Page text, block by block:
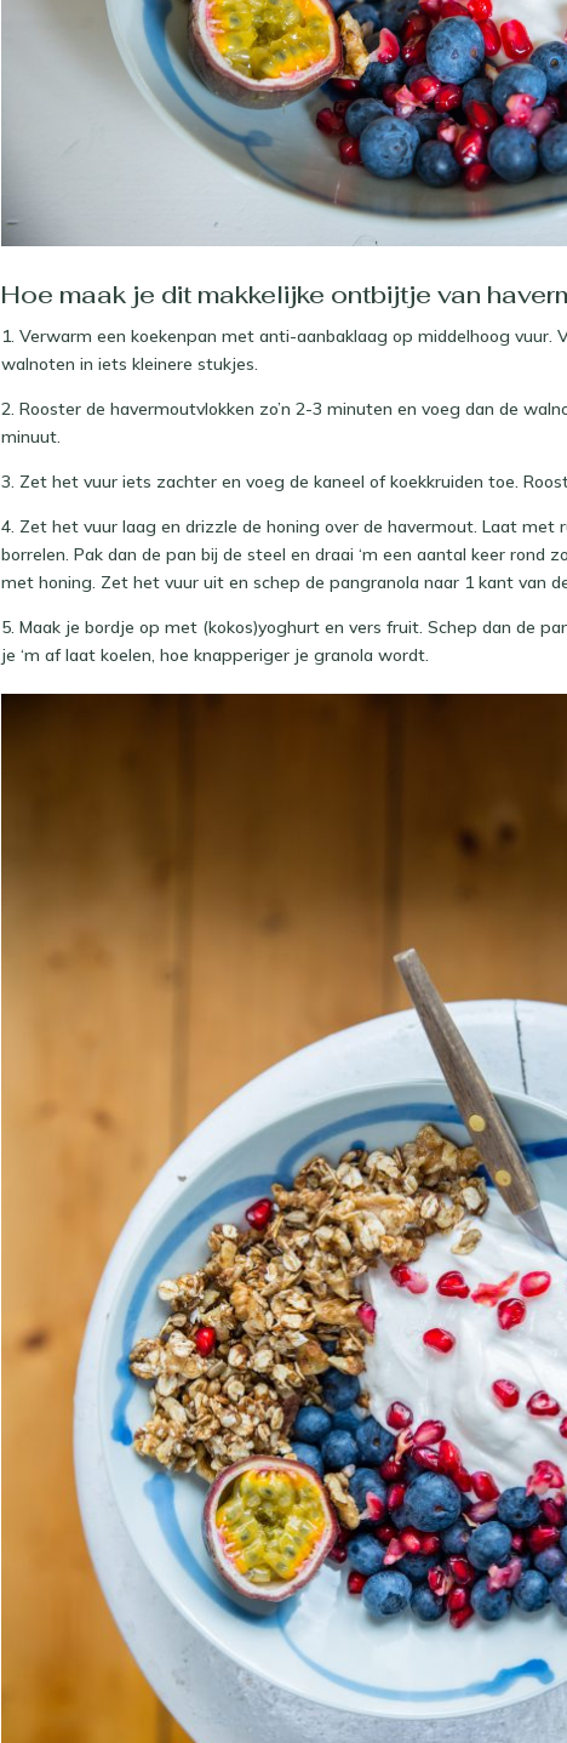
Hoe maak je dit makkelijke ontbijtje van
1. Verwarm een koekenpan met anti-aanbaklaag op middelhoog vuur.
walnoten in iets kleinere stukjes.
2. Rooster de havermoutvlokken zo’n 2-3 minuten en voeg dan de
minuut.
3. Zet het vuur iets zachter en voeg de kaneel of koekkruiden toe.
4. Zet het vuur laag en drizzle de honing over de havermout. Laat
borrelen. Pak dan de pan bij de steel en draai ‘m een aantal keer rond
met honing. Zet het vuur uit en schep de pangranola naar 1 kant van
5. Maak je bordje op met (kokos)yoghurt en vers fruit. Schep dan de
je ‘m af laat koelen, hoe knapperiger je granola wordt.